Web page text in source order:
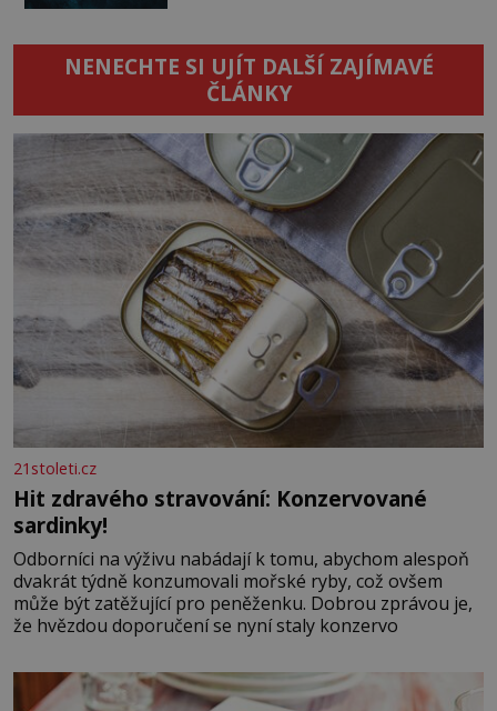
NENECHTE SI UJÍT DALŠÍ ZAJÍMAVÉ
ČLÁNKY
21stoleti.cz
Hit zdravého stravování: Konzervované
sardinky!
Odborníci na výživu nabádají k tomu, abychom alespoň
dvakrát týdně konzumovali mořské ryby, což ovšem
může být zatěžující pro peněženku. Dobrou zprávou je,
že hvězdou doporučení se nyní staly konzervo